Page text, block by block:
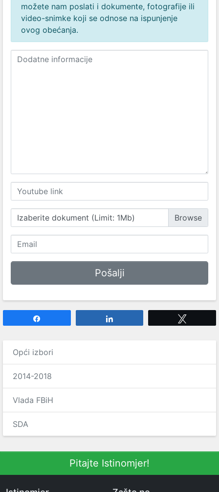
možete nam poslati i dokumente, fotografije ili
video-snimke koji se odnose na ispunjenje
ovog obećanja.
Izaberite dokument (Limit: 1Mb)
Opći izbori
2014-2018
Vlada FBiH
SDA
Pitajte Istinomjer!